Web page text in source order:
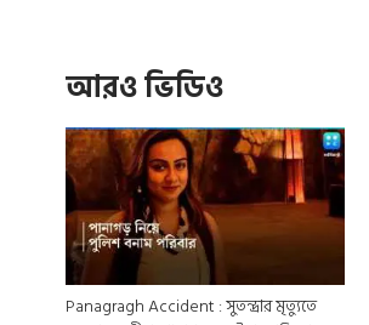
আরও ভিডিও
Panagragh Accident : সুতন্দ্রার মৃত্যুতে